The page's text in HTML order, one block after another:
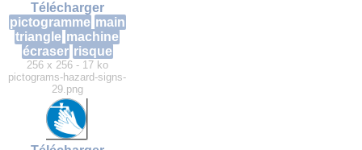
Télécharger
pictogramme main
triangle machine
écraser risque
256 x 256 - 17 ko
pictograms-hazard-signs-
29.png